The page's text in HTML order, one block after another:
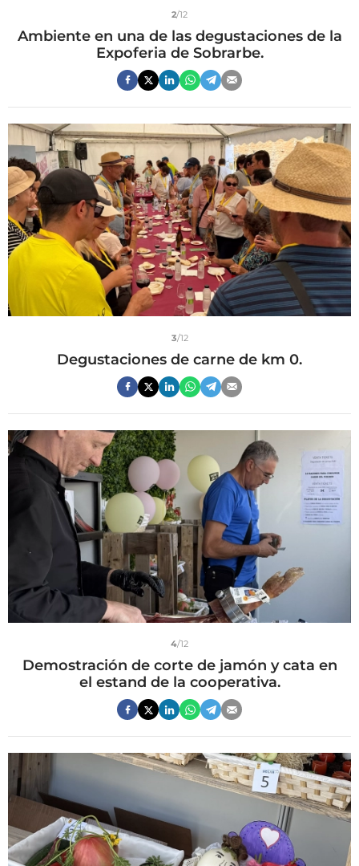
2/12
Ambiente en una de las degustaciones de la
Expoferia de Sobrarbe.
3/12
Degustaciones de carne de km 0.
4/12
Demostración de corte de jamón y cata en
el estand de la cooperativa.